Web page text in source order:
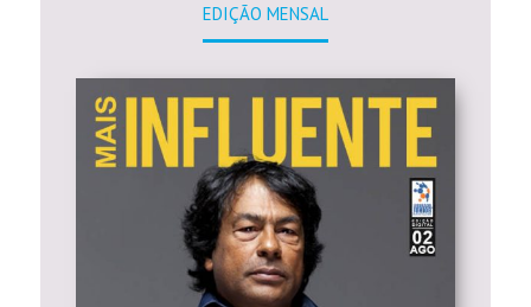
EDIÇÃO MENSAL